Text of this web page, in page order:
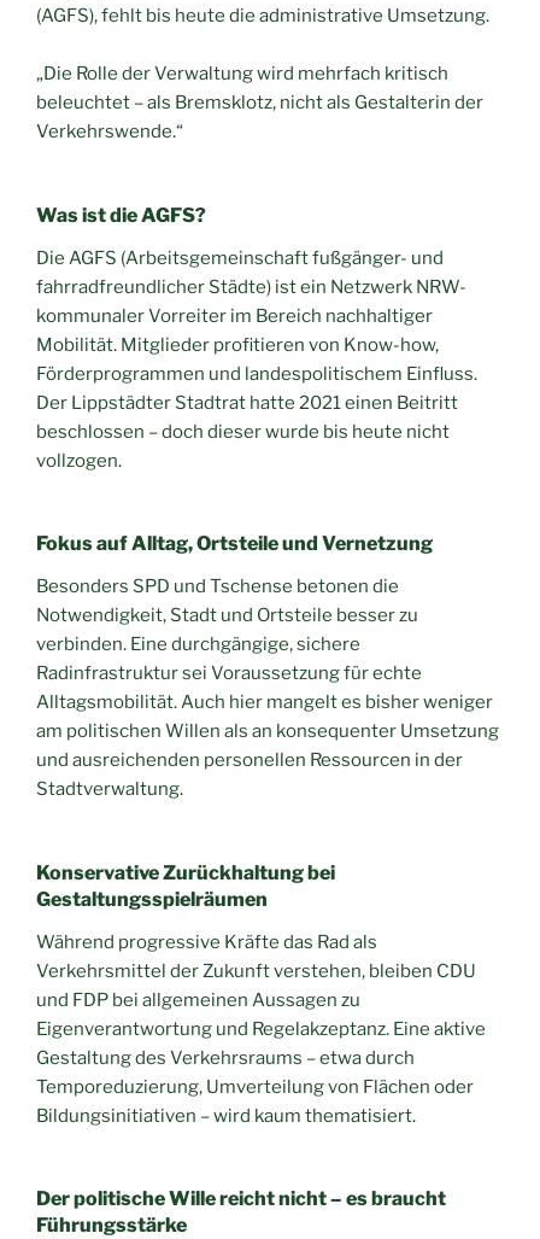
(AGFS), fehlt bis heute die administrative Umsetzung.
„Die Rolle der Verwaltung wird mehrfach kritisch
beleuchtet – als Bremsklotz, nicht als Gestalterin der
Verkehrswende.“
Was ist die AGFS?
Die AGFS (Arbeitsgemeinschaft fußgänger- und
fahrradfreundlicher Städte) ist ein Netzwerk NRW-
kommunaler Vorreiter im Bereich nachhaltiger
Mobilität. Mitglieder profitieren von Know-how,
Förderprogrammen und landespolitischem Einfluss.
Der Lippstädter Stadtrat hatte 2021 einen Beitritt
beschlossen – doch dieser wurde bis heute nicht
vollzogen.
Fokus auf Alltag, Ortsteile und Vernetzung
Besonders SPD und Tschense betonen die
Notwendigkeit, Stadt und Ortsteile besser zu
verbinden. Eine durchgängige, sichere
Radinfrastruktur sei Voraussetzung für echte
Alltagsmobilität. Auch hier mangelt es bisher weniger
am politischen Willen als an konsequenter Umsetzung
und ausreichenden personellen Ressourcen in der
Stadtverwaltung.
Konservative Zurückhaltung bei
Gestaltungsspielräumen
Während progressive Kräfte das Rad als
Verkehrsmittel der Zukunft verstehen, bleiben CDU
und FDP bei allgemeinen Aussagen zu
Eigenverantwortung und Regelakzeptanz. Eine aktive
Gestaltung des Verkehrsraums – etwa durch
Temporeduzierung, Umverteilung von Flächen oder
Bildungsinitiativen – wird kaum thematisiert.
Der politische Wille reicht nicht – es braucht
Führungsstärke